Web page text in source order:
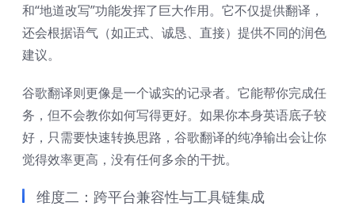
和“地道改写”功能发挥了巨大作用。它不仅提供翻译，
还会根据语气（如正式、诚恳、直接）提供不同的润色
建议。
谷歌翻译则更像是一个诚实的记录者。它能帮你完成任
务，但不会教你如何写得更好。如果你本身英语底子较
好，只需要快速转换思路，谷歌翻译的纯净输出会让你
觉得效率更高，没有任何多余的干扰。
维度二：跨平台兼容性与工具链集成